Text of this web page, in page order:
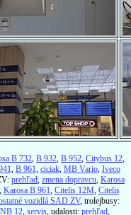
B 732, B 932, B 952, Citybus 12,
, B 961, ciciak, MB Vario, Iveco
prehľad, zmena dopravcu, Karosa
, Karosa B 961, Citelis 12M, Citelis
vozidlá SAD ZV, trolejbusy:
12, servis, udalosti: prehľad,